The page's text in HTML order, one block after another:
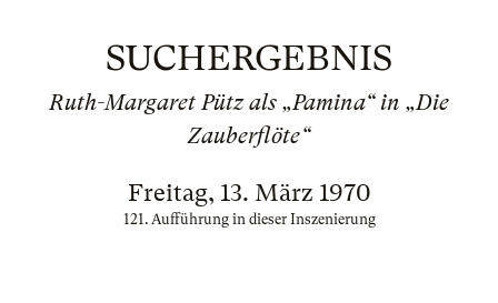
SUCHERGEBNIS
Ruth-Margaret Pütz als „Pamina“ in „Die
Zauberflöte“
Freitag, 13. März 1970
121. Aufführung in dieser Inszenierung